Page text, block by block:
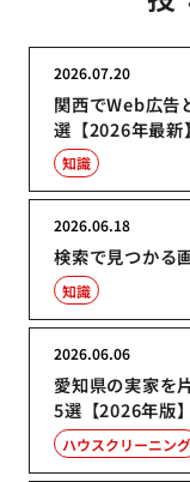
関西でWeb広告
選【2026年最新】
2026.07.20
知識
検索で見つかる
2026.06.18
知識
愛知県の実家を
5選【2026年版】
2026.06.06
ハウスクリーニング